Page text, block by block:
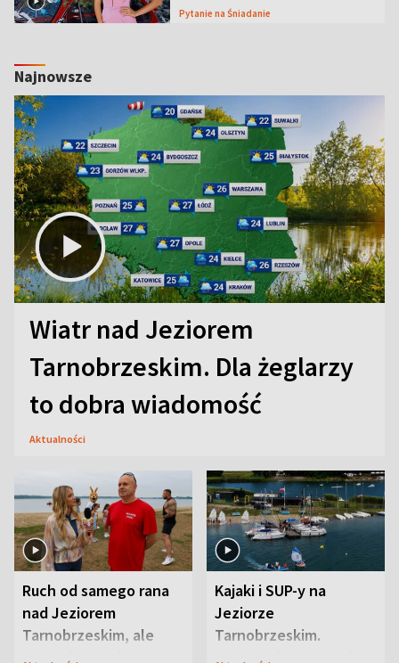
Pytanie na Śniadanie
Najnowsze
Wiatr nad Jeziorem
Tarnobrzeskim. Dla żeglarzy
to dobra wiadomość
Aktualności
Ruch od samego rana
nad Jeziorem
Tarnobrzeskim, ale
ważna jest jedna
Kajaki i SUP-y na
Jeziorze
Tarnobrzeskim.
Przyrodnicy zwracają